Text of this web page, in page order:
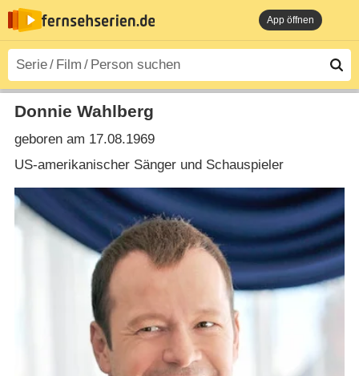
App öffnen
Donnie Wahlberg
geboren am 17.08.1969
US-amerikanischer Sänger und Schauspieler